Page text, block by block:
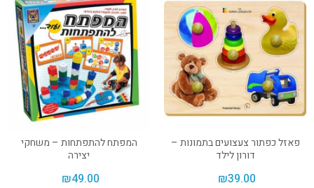
פאזל כפתור צעצועים בתמונות –
דורון לילד
₪39.00
המפתח להתפתחות – משחקי
יצירה
₪49.00